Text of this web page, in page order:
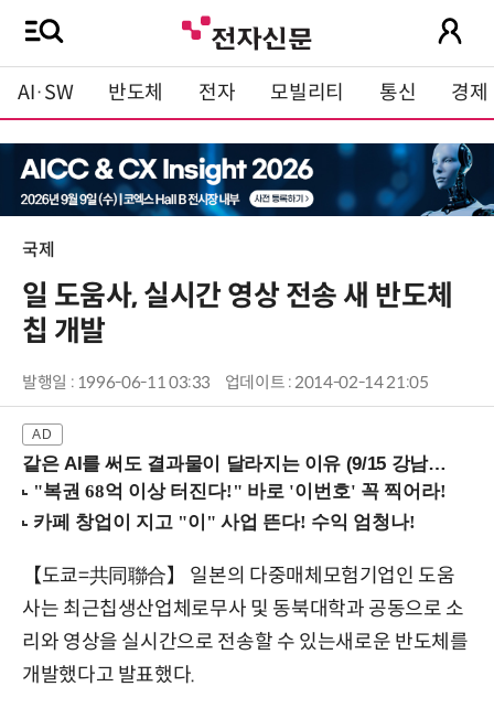
AI·SW 반도체 전자 모빌리티 통신 경제
국제
일 도움사, 실시간 영상 전송 새 반도체
칩 개발
발행일 : 1996-06-11 03:33 업데이트 : 2014-02-14 21:05
같은 AI를 써도 결과물이 달라지는 이유 (9/15 강남역)
【도쿄=共同聯合】 일본의 다중매체모험기업인 도움
사는 최근칩생산업체로무사 및 동북대학과 공동으로 소
리와 영상을 실시간으로 전송할 수 있는새로운 반도체를
개발했다고 발표했다.